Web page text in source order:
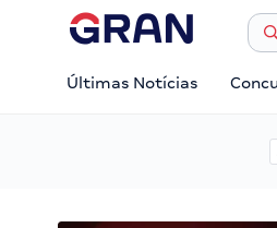
Últimas Notícias